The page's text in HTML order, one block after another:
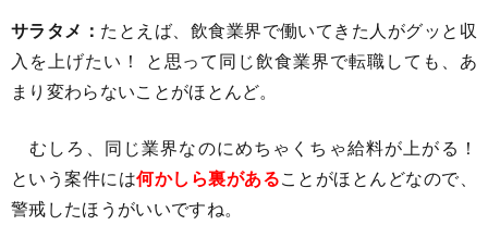
サラタメ： たとえば、飲食業界で働いてきた人がグッと収
入を上げたい！ と思って同じ飲食業界で転職しても、あ
まり変わらないことがほとんど。
むしろ、同じ業界なのにめちゃくちゃ給料が上がる！
という案件には何かしら裏があることがほとんどなので、
警戒したほうがいいですね。